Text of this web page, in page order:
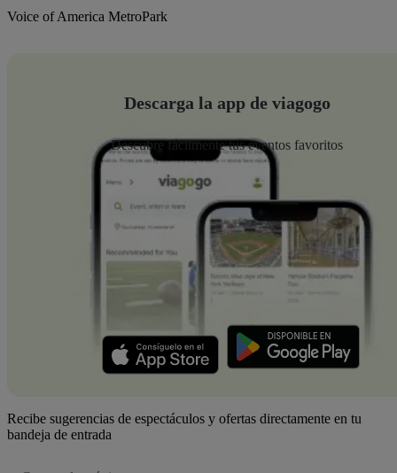
Voice of America MetroPark
Descarga la app de viagogo
Descubre fácilmente tus eventos favoritos
Recibe sugerencias de espectáculos y ofertas directamente en tu
bandeja de entrada